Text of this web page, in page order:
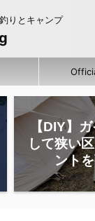
りとキャンプ
【DIY】
して狭い
ント